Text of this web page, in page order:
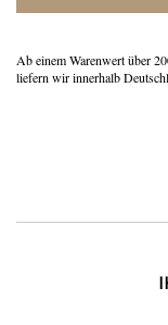
Ab einem Warenwert über
liefern wir innerhalb